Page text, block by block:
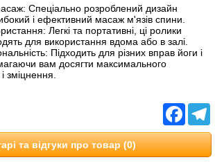
Спеціально розроблений дизайн
і ефективний масаж м'язів спини.
Легкі та портативні, ці ролики
для використання вдома або в залі.
Підходить для різних вправ йоги і
вам досягти максимального
зміцнення.
та відгуки про товар (0)